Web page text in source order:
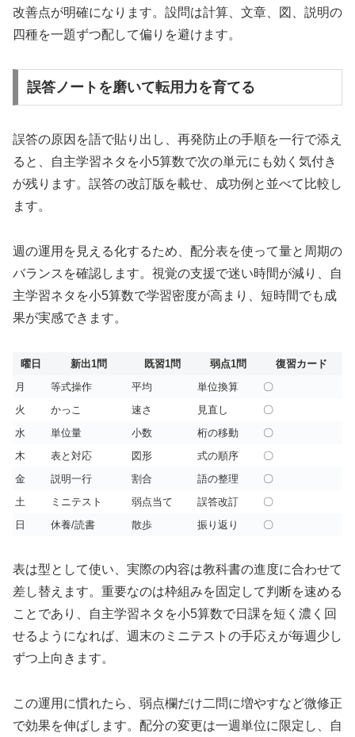
改善点が明確になります。設問は計算、文章、図、説明の
四種を一題ずつ配して偏りを避けます。
誤答ノートを磨いて転用力を育てる
誤答の原因を語で貼り出し、再発防止の手順を一行で添え
ると、自主学習ネタを小5算数で次の単元にも効く気付き
が残ります。誤答の改訂版を載せ、成功例と並べて比較し
ます。
週の運用を見える化するため、配分表を使って量と周期の
バランスを確認します。視覚の支援で迷い時間が減り、自
主学習ネタを小5算数で学習密度が高まり、短時間でも成
果が実感できます。
曜日 新出1問 既習1問 弱点1問
復習カード
月
等式操作 平均 単位換算
〇
火
かっこ 速さ 見直し
〇
水
単位量 小数 桁の移動
〇
木
表と対応 図形 式の順序
〇
金
説明一行 割合 語の整理
〇
土
ミニテスト 弱点当て 誤答改訂
〇
日
休養/読書 散歩 振り返り 〇
表は型として使い、実際の内容は教科書の進度に合わせて
差し替えます。重要なのは枠組みを固定して判断を速める
ことであり、自主学習ネタを小5算数で日課を短く濃く回
せるようになれば、週末のミニテストの手応えが毎週少し
ずつ上向きます。
この運用に慣れたら、弱点欄だけ二問に増やすなど微修正
で効果を伸ばします。配分の変更は一週単位に限定し、自